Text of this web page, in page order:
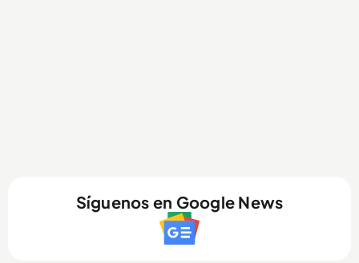
Síguenos en Google News